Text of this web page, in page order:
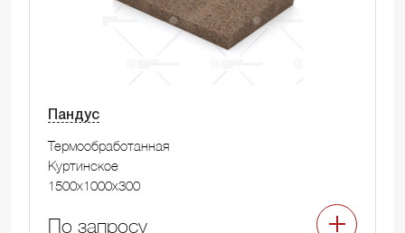
Пандус
Термообработанная
Куртинское
1500x1000x300
По запросу